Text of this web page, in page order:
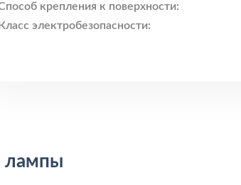
крепления к поверхности:
Класс электробезопасности:
лампы